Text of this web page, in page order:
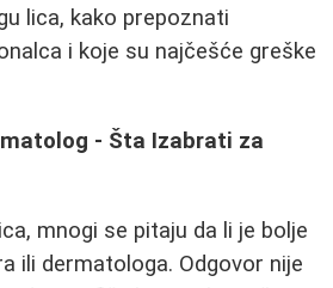
lica, kako prepoznati
i koje su najčešće greške
- Šta Izabrati za
mnogi se pitaju da li je bolje
ili dermatologa. Odgovor nije